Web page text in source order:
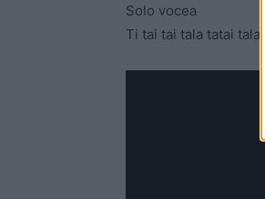
Solo vocea
Ti tai tai tala tatai talata